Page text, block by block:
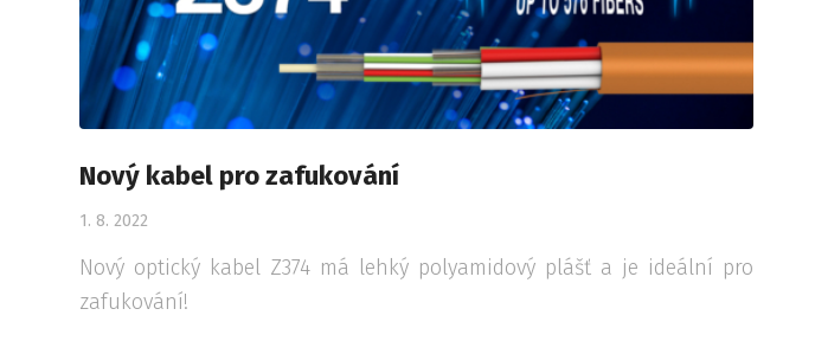
Nový kabel pro zafukování
1. 8. 2022
Nový optický kabel Z374 má lehký polyamidový plášť a je ideální pro
zafukování!